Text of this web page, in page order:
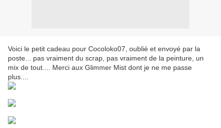
Voici le petit cadeau pour Cocoloko07, oublié et envoyé par la
poste... pas vraiment du scrap, pas vraiment de la peinture, un
mix de tout.... Merci aux Glimmer Mist dont je ne me passe
plus....